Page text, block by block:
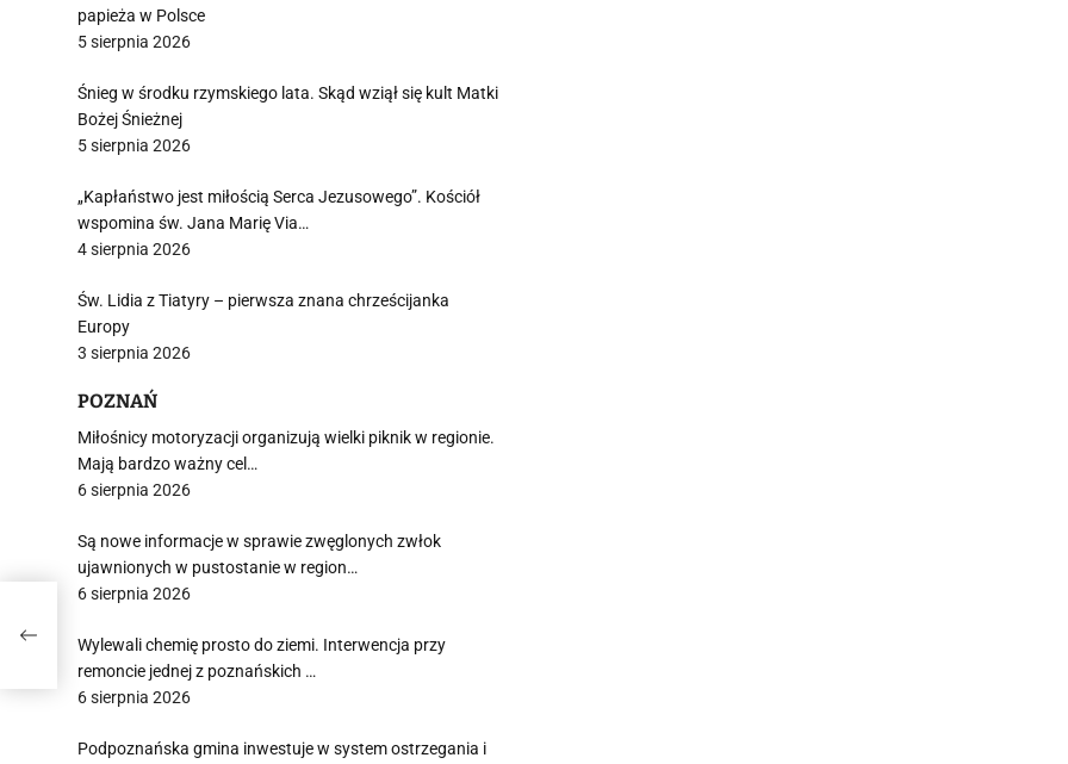
papieża w Polsce
5 sierpnia 2026
Śnieg w środku rzymskiego lata. Skąd wziął się kult Matki
Bożej Śnieżnej
5 sierpnia 2026
„Kapłaństwo jest miłością Serca Jezusowego”. Kościół
wspomina św. Jana Marię Via…
4 sierpnia 2026
Św. Lidia z Tiatyry – pierwsza znana chrześcijanka
Europy
3 sierpnia 2026
POZNAŃ
Miłośnicy motoryzacji organizują wielki piknik w regionie.
Mają bardzo ważny cel…
6 sierpnia 2026
Są nowe informacje w sprawie zwęglonych zwłok
ujawnionych w pustostanie w region…
6 sierpnia 2026
Wylewali chemię prosto do ziemi. Interwencja przy
remoncie jednej z poznańskich …
6 sierpnia 2026
Podpoznańska gmina inwestuje w system ostrzegania i